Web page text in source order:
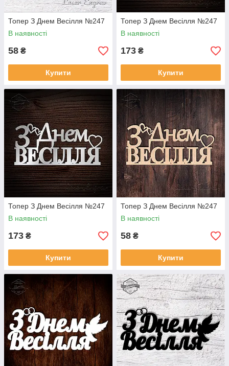
Топер З Днем Весілля №247
В наявності
58 ₴
Купити
Топер З Днем Весілля №247
В наявності
173 ₴
Купити
Топер З Днем Весілля №247
В наявності
173 ₴
Купити
Топер З Днем Весілля №247
В наявності
58 ₴
Купити